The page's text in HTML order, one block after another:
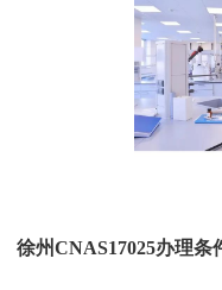
徐州CNAS17025办理条